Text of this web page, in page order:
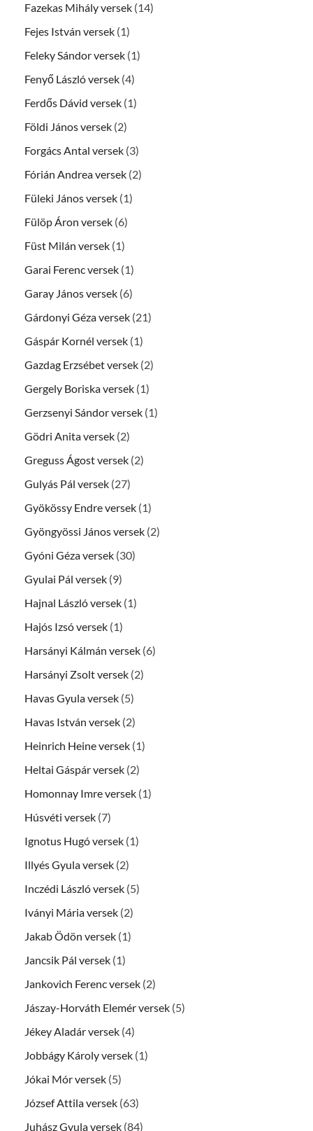
Fazekas Mihály versek (14)
Fejes István versek (1)
Feleky Sándor versek (1)
Fenyő László versek (4)
Ferdős Dávid versek (1)
Földi János versek (2)
Forgács Antal versek (3)
Fórián Andrea versek (2)
Füleki János versek (1)
Fülöp Áron versek (6)
Füst Milán versek (1)
Garai Ferenc versek (1)
Garay János versek (6)
Gárdonyi Géza versek (21)
Gáspár Kornél versek (1)
Gazdag Erzsébet versek (2)
Gergely Boriska versek (1)
Gerzsenyi Sándor versek (1)
Gödri Anita versek (2)
Greguss Ágost versek (2)
Gulyás Pál versek (27)
Gyökössy Endre versek (1)
Gyöngyössi János versek (2)
Gyóni Géza versek (30)
Gyulai Pál versek (9)
Hajnal László versek (1)
Hajós Izsó versek (1)
Harsányi Kálmán versek (6)
Harsányi Zsolt versek (2)
Havas Gyula versek (5)
Havas István versek (2)
Heinrich Heine versek (1)
Heltai Gáspár versek (2)
Homonnay Imre versek (1)
Húsvéti versek (7)
Ignotus Hugó versek (1)
Illyés Gyula versek (2)
Inczédi László versek (5)
Iványi Mária versek (2)
Jakab Ödön versek (1)
Jancsik Pál versek (1)
Jankovich Ferenc versek (2)
Jászay-Horváth Elemér versek (5)
Jékey Aladár versek (4)
Jobbágy Károly versek (1)
Jókai Mór versek (5)
József Attila versek (63)
Juhász Gyula versek (84)